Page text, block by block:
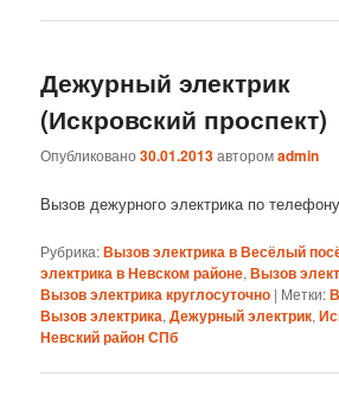
Дежурный электрик
(Искровский проспект)
Опубликовано30.01.2013авторомadmin
Вызов дежурного электрика по
Рубрика:Вызов электрика в Весёлый
электрика в Невском районе,Вызов
Вызов электрика круглосуточно | Метки:
Вызов электрика,Дежурный электрик,
Невский район СПб